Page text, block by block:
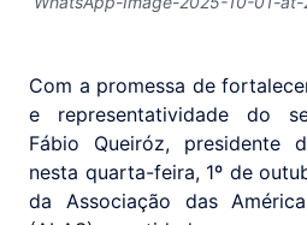
Com a promessa de
e representatividade do
Fábio Queiróz, presidente
nesta quarta-feira, 1º de
da Associação das